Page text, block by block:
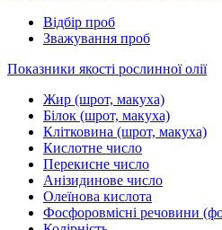
Відбір проб
Зважування проб
Показники якості рослинної олії
Жир (шрот, макуха)
Білок (шрот, макуха)
Клітковина (шрот, макуха)
Кислотне число
Перекисне число
Анізидинове число
Олеїнова кислота
Фосфоровмісні речовини